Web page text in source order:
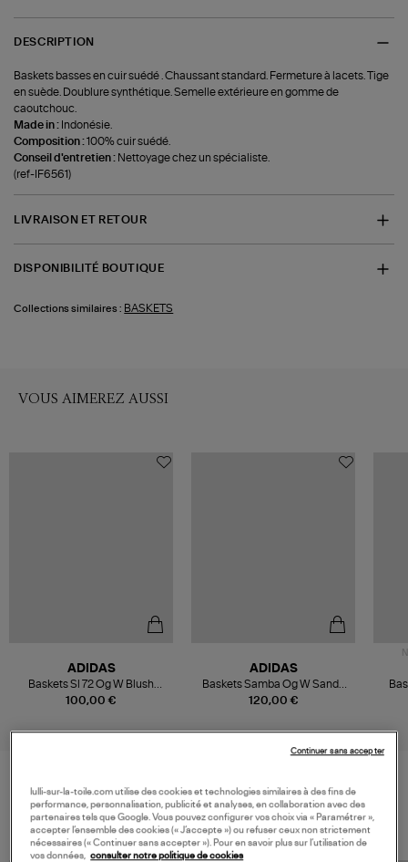
DESCRIPTION
Baskets basses en cuir suédé . Chaussant standard. Fermeture à lacets. Tige
en suède. Doublure synthétique. Semelle extérieure en gomme de
caoutchouc.
Made in : Indonésie.
Composition :100% cuir suédé.
Conseil d'entretien : Nettoyage chez un spécialiste.
(ref-IF6561)
LIVRAISON ET RETOUR
DISPONIBILITÉ BOUTIQUE
Collections similaires : BASKETS
VOUS AIMEREZ AUSSI
100,00 €
ADIDAS
Baskets Sl 72 Og W Blush
Pink/Blue/Lucid Blue
120,00 €
ADIDAS
Baskets Samba Og W Sandy
Pink/Ftwr White/Gold Met.
VOS DERNIERS PRODUITS VUS
lulli-sur-la-toile.com utilise des cookies et technologies similaires à des fins de
performance, personnalisation, publicité et analyses, en collaboration avec des
partenaires tels que Google. Vous pouvez configurer vos choix via « Paramétrer »,
accepter l’ensemble des cookies (« J’accepte ») ou refuser ceux non strictement
nécessaires (« Continuer sans accepter »). Pour en savoir plus sur l’utilisation de
vos données, consulter notre politique de cookies
Continuer sans accepter